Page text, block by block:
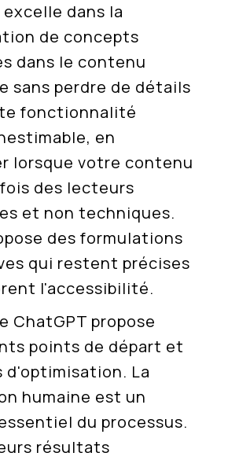
dans la
de concepts
dans le contenu
sans perdre de détails
fonctionnalité
en
lorsque votre contenu
des lecteurs
et non techniques.
des formulations
qui restent précises
l'accessibilité.
ChatGPT propose
points de départ et
d'optimisation. La
humaine est un
du processus.
résultats